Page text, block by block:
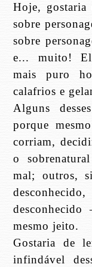
Hoje, gostaria
sobre
sobre
e... muito!
mais puro
calafrios e
Alguns
porque
corriam,
o
mal; outros,
mesmo jeito.
Gostaria de
infindável